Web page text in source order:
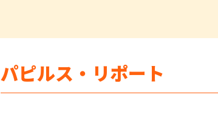
パピルス・リポート